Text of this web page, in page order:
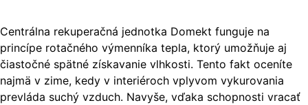
Centrálna rekuperačná jednotka Domekt funguje na
princípe rotačného výmenníka tepla, ktorý umožňuje aj
čiastočné spätné získavanie vlhkosti. Tento fakt oceníte
najmä v zime, kedy v interiéroch vplyvom vykurovania
prevláda suchý vzduch. Navyše, vďaka schopnosti vracať